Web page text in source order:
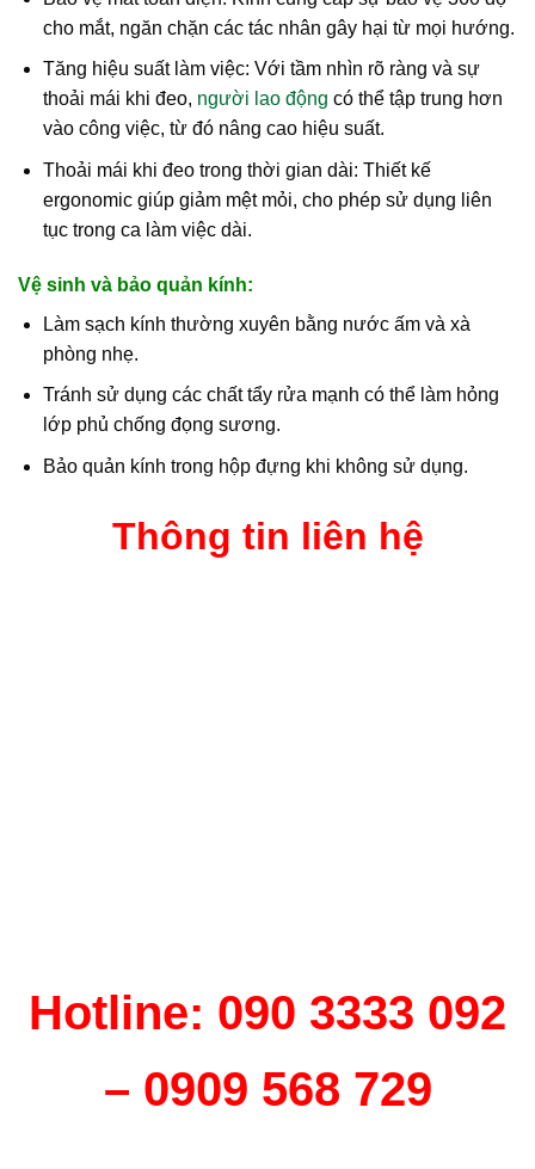
cho mắt, ngăn chặn các tác nhân gây hại từ mọi hướng.
Tăng hiệu suất làm việc: Với tầm nhìn rõ ràng và sự
thoải mái khi đeo, người lao động có thể tập trung hơn
vào công việc, từ đó nâng cao hiệu suất.
Thoải mái khi đeo trong thời gian dài: Thiết kế
ergonomic giúp giảm mệt mỏi, cho phép sử dụng liên
tục trong ca làm việc dài.
Vệ sinh và bảo quản kính:
Làm sạch kính thường xuyên bằng nước ấm và xà
phòng nhẹ.
Tránh sử dụng các chất tẩy rửa mạnh có thể làm hỏng
lớp phủ chống đọng sương.
Bảo quản kính trong hộp đựng khi không sử dụng.
Thông tin liên hệ
Hotline: 090 3333 092
– 0909 568 729